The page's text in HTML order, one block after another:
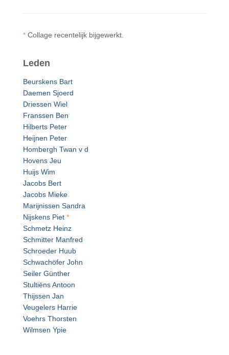
* Collage recentelijk bijgewerkt.
Leden
Beurskens Bart
Daemen Sjoerd
Driessen Wiel
Franssen Ben
Hilberts Peter
Heijnen Peter
Hombergh Twan v d
Hovens Jeu
Huijs Wim
Jacobs Bert
Jacobs Mieke
Marijnissen Sandra
Nijskens Piet *
Schmetz Heinz
Schmitter Manfred
Schroeder Huub
Schwachöfer John
Seiler Günther
Stultiëns Antoon
Thijssen Jan
Veugelers Harrie
Voehrs Thorsten
Wilmsen Ypie